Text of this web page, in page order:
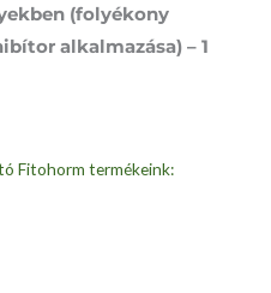
(folyékony
alkalmazása) – 1
Fitohorm termékeink: